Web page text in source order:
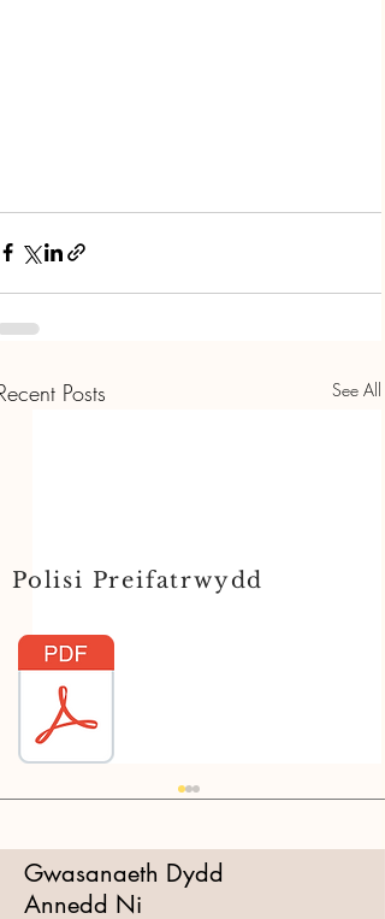
Posts See All
Comments
Polisi Preifatrwydd
Gwasanaeth Dydd
Annedd Ni